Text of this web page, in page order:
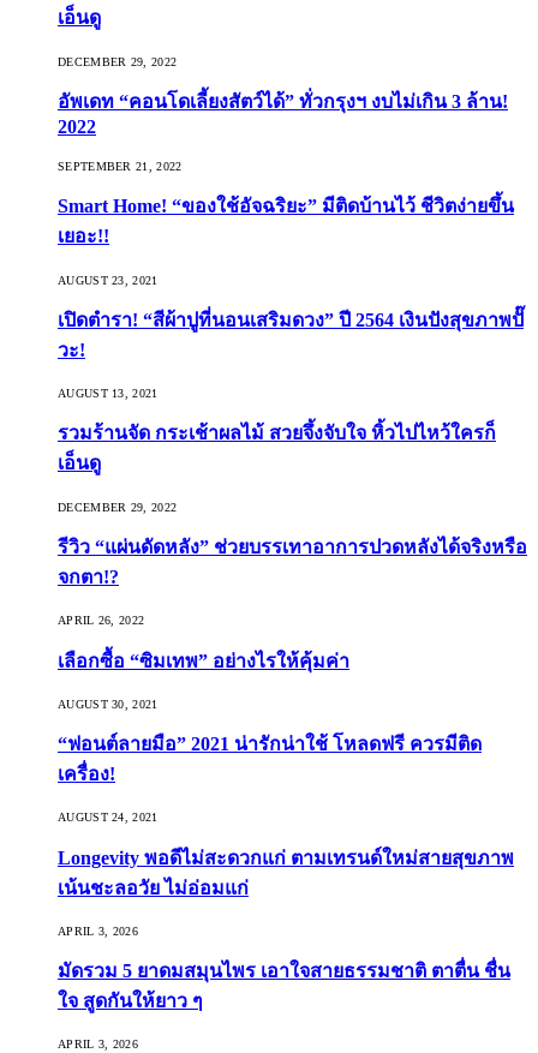
เอ็นดู
DECEMBER 29, 2022
อัพเดท “คอนโดเลี้ยงสัตว์ได้” ทั่วกรุงฯ งบไม่เกิน 3 ล้าน!
2022
SEPTEMBER 21, 2022
Smart Home! “ของใช้อัจฉริยะ” มีติดบ้านไว้ ชีวิตง่ายขึ้น
เยอะ!!
AUGUST 23, 2021
เปิดตำรา! “สีผ้าปูที่นอนเสริมดวง” ปี 2564 เงินปังสุขภาพปั๊
วะ!
AUGUST 13, 2021
รวมร้านจัด กระเช้าผลไม้ สวยจึ้งจับใจ หิ้วไปไหว้ใครก็
เอ็นดู
DECEMBER 29, 2022
รีวิว “แผ่นดัดหลัง” ช่วยบรรเทาอาการปวดหลังได้จริงหรือ
จกตา!?
APRIL 26, 2022
เลือกซื้อ “ซิมเทพ” อย่างไรให้คุ้มค่า
AUGUST 30, 2021
“ฟอนต์ลายมือ” 2021 น่ารักน่าใช้ โหลดฟรี ควรมีติด
เครื่อง!
AUGUST 24, 2021
Longevity พอดีไม่สะดวกแก่ ตามเทรนด์ใหม่สายสุขภาพ
เน้นชะลอวัย ไม่อ่อมแก่
APRIL 3, 2026
มัดรวม 5 ยาดมสมุนไพร เอาใจสายธรรมชาติ ตาตื่น ชื่น
ใจ สูดกันให้ยาว ๆ
APRIL 3, 2026